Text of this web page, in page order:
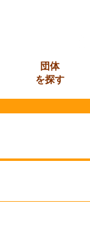
団体
を探す